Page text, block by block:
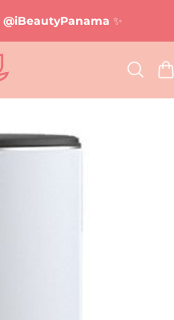
@iBeautyPanama ✨